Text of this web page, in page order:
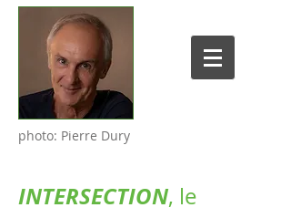
photo: Pierre Dury
INTERSECTION, le